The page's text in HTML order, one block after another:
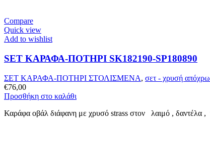
Compare
Quick view
Add to wishlist
SET ΚΑΡΑΦΑ-ΠΟΤΗΡΙ SK182190-SP180890
ΣΕΤ ΚΑΡΑΦΑ-ΠΟΤΗΡΙ ΣΤΟΛΙΣΜΕΝΑ, σετ - χρυσή
€76,00
Προσθήκη στο καλάθι
Καράφα οβάλ διάφανη με χρυσό strass στον λαιμό , δαντέλα ,